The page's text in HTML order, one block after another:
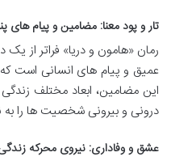
تار و پود معنا: مضامین و پیام های
رمان «هامون و دریا» فراتر از
عمیق و پیام های انسانی است که
این مضامین، ابعاد مختلف
درونی و بیرونی شخصیت ها را به
عشق و وفاداری: نیروی محرکه